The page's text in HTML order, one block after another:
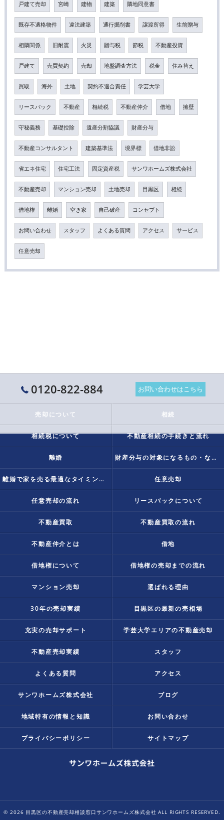
戸建て売却 宮崎 建物 建築 隣地同意書
既存不適格物件 違法建築 通行掘削書 譲渡所得 生前贈与
相隣関係 旧耐震 火災 贈与税 節税 不動産投資
戸建て 売買契約 売却 地盤調査方法 税金 住み替え
買取 海外 土地 契約不適合責任 学芸大学
リースバック 不動産 相続税 不動産仲介 借地 擁壁
守秘義務 基礎控除 遺産分割協議 財産分与
不動産コンサルタント 建築基準法 境界標 借地非訟
省エネ住宅 住宅工法 固定資産税 サンワホームズ株式会社
不動産売却 マンション売却 土地売却 目黒区 相続
借地権 離婚 空き家 自己破産 コンセプト
お問い合わせ スタッフ よくある質問 アクセス サービス
任意売却
0120-822-884 お問い合わせはこちら
売却について 相続
相続税について 不動産相続の手続きと流れ
離婚 財産分与の対象になるもの・ならないものとは？
離婚で家を売る最適なタイミングは？ 任意売却
任意売却の流れ リースバックについて
不動産買取 不動産買取の流れ
不動産仲介とは 借地
借地権について 借地権の売却までの流れ
マンション売却 選ばれる理由
30年の売却実績 目黒区の最新の売相場
充実の売却サポート 学芸大学エリアの不動産売却
不動産売却実績 スタッフ
よくある質問 アクセス
サンワホームズ株式会社 ブログ
地域特有の情報と知識 お問い合わせ
プライバシーポリシー サイトマップ
© 2026 目黒区の不動産売却相談窓口サンワホームズ株式会社 ALL RIGHTS RESERVED.